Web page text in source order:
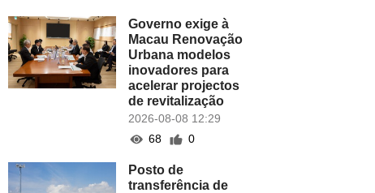
Governo exige à
Macau Renovação
Urbana modelos
inovadores para
acelerar projectos
de revitalização
2026-08-08 12:29
68
0
Posto de
transferência de